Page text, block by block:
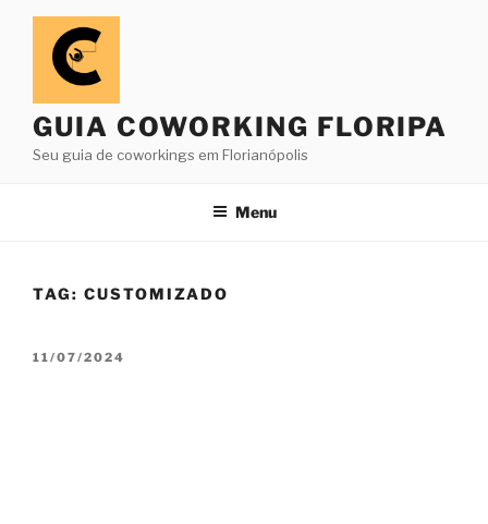
Pular
conteúdo
GUIA COWORKING FLORIPA
Seu guia de coworkings em Florianópolis
Menu
TAG: CUSTOMIZADO
PUBLICADO
11/07/2024